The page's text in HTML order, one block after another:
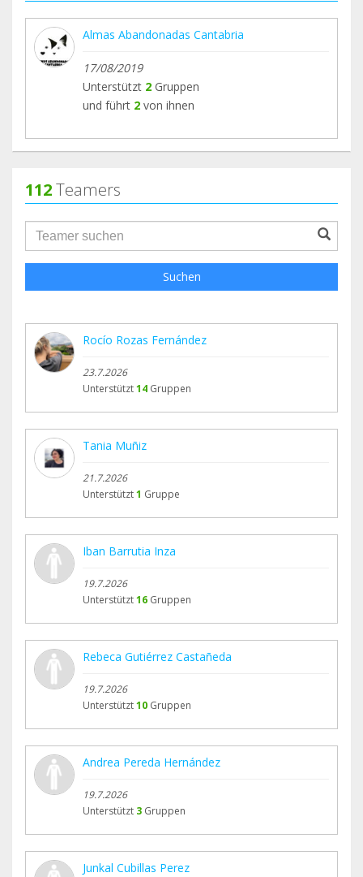
Almas Abandonadas Cantabria
17/08/2019
Unterstützt 2 Gruppen
und führt 2 von ihnen
112Teamers
groupProfile.searchForm.search.text???
Suchen
Rocío Rozas Fernández
23.7.2026
Unterstützt14 Gruppen
Tania Muñiz
21.7.2026
Unterstützt1 Gruppe
Iban Barrutia Inza
19.7.2026
Unterstützt16 Gruppen
Rebeca Gutiérrez Castañeda
19.7.2026
Unterstützt10 Gruppen
Andrea Pereda Hernández
19.7.2026
Unterstützt 3 Gruppen
Junkal Cubillas Perez